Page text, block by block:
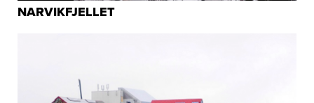
NARVIKFJELLET